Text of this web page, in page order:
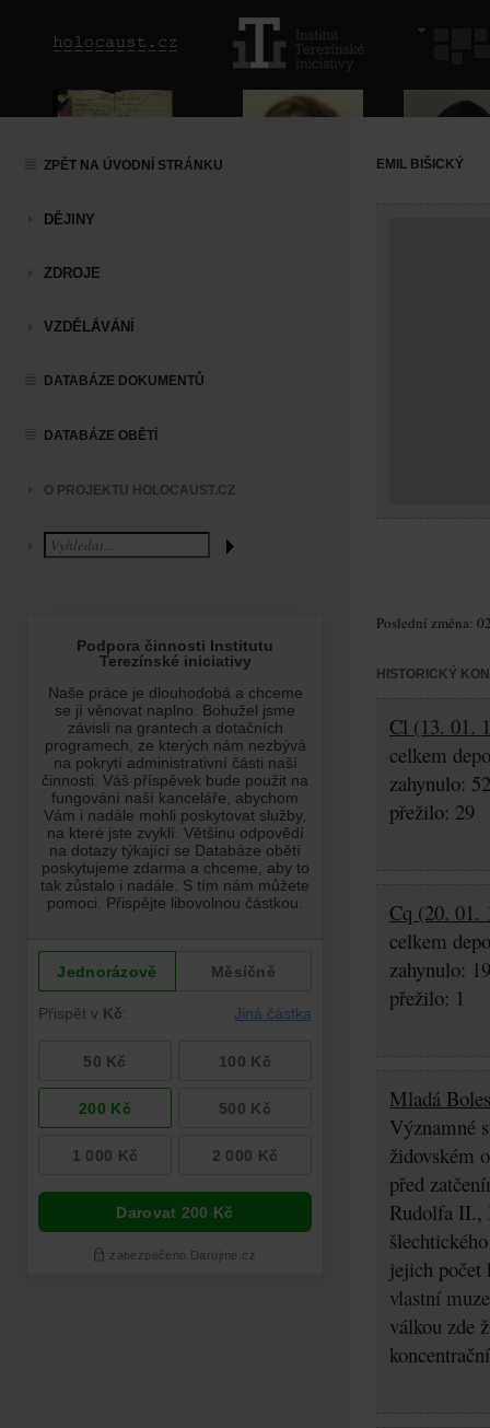
ZPĚT NA ÚVODNÍ STRÁNKU
DĚJINY
ZDROJE
VZDĚLÁVÁNÍ
DATABÁZE DOKUMENTŮ
DATABÁZE OBĚTÍ
O PROJEKTU HOLOCAUST.CZ
EMIL BIŠICKÝ
Poslední změna:
HISTORICKÝ
Cl (13. 01.
celkem
zahynulo:
přežilo: 29
Cq (20. 01.
celkem
zahynulo:
přežilo: 1
Mladá
Významné
židovském
před
Rudolfa II.,
jejich počet
vlastní
válkou zde